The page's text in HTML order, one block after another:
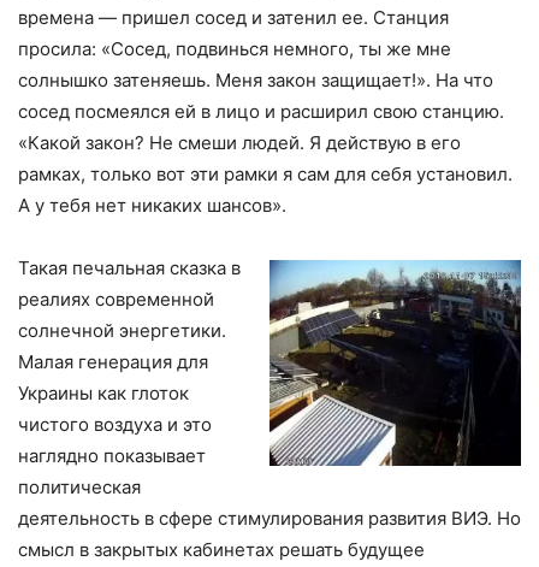
времена — пришел сосед и затенил ее. Станция
просила: «Сосед, подвинься немного, ты же мне
солнышко затеняешь. Меня закон защищает!». На что
сосед посмеялся ей в лицо и расширил свою станцию.
«Какой закон? Не смеши людей. Я действую в его
рамках, только вот эти рамки я сам для себя установил.
А у тебя нет никаких шансов».
Такая печальная сказка в
реалиях современной
солнечной энергетики.
Малая генерация для
Украины как глоток
чистого воздуха и это
наглядно показывает
политическая
деятельность в сфере стимулирования развития ВИЭ. Но
смысл в закрытых кабинетах решать будущее